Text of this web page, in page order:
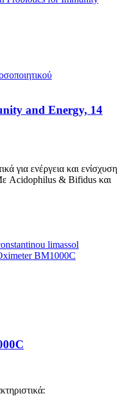
and Energy, 14
για ενέργεια και ενίσχυση
Acidophilus & Bifidus και